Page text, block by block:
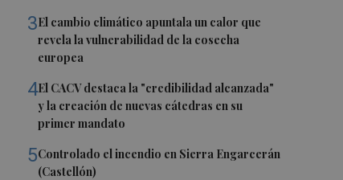
3El cambio climático apuntala un calor que
revela la vulnerabilidad de la cosecha
europea
4El CACV destaca la "credibilidad alcanzada"
y la creación de nuevas cátedras en su
primer mandato
5Controlado el incendio en Sierra Engarcerán
(Castellón)